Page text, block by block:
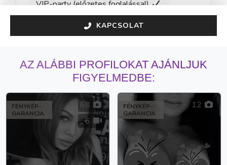
VIP-party (előzetes foglalással)
KAPCSOLAT
AZ ALÁBBI PROFILOKAT AJÁNLJUK
FIGYELMEDBE:
FÉNYKÉP-
GARANCIA
68
6
FÉNYKÉP-
GARANCIA
12